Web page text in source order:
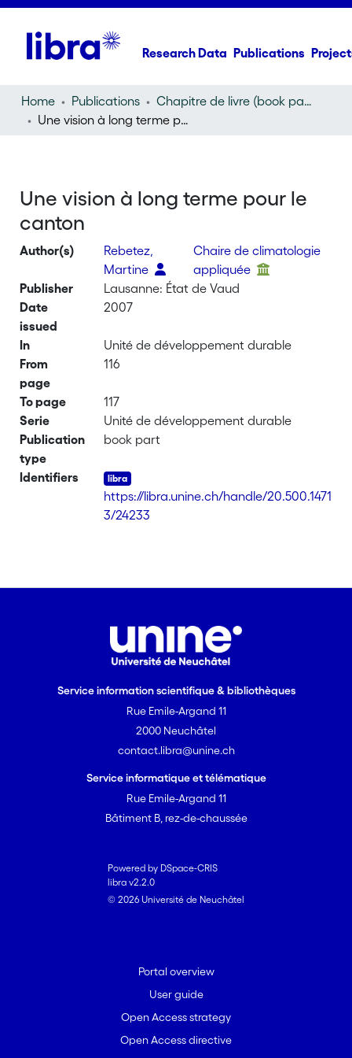
Research Data Publications
Home Publications
Chapitre de livre (book part)
Une vision à long terme pour le canton
Une vision à long terme pour le
canton
Author(s)
Rebetez,
Martine
Chaire de climatologie
appliquée
Publisher
Lausanne: État de Vaud
Date
issued
2007
In
Unité de développement durable
From
page
116
To page
117
Serie
Unité de développement durable
Publication
type
book part
Identifiers
https://libra.unine.ch/handle/20.500.1471
3/24233
Service information scientifique & bibliothèques
Rue Emile-Argand 11
2000 Neuchâtel
contact.libra@unine.ch
Service informatique et télématique
Rue Emile-Argand 11
Bâtiment B, rez-de-chaussée
Powered by DSpace-CRIS
libra v2.2.0
© 2026 Université de Neuchâtel
Portal overview
User guide
Open Access strategy
Open Access directive